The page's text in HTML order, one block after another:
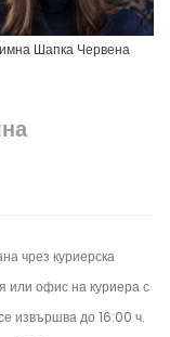
Шапка Червена
чрез куриерска
или офис на куриера с
извършва до 16:00 ч.